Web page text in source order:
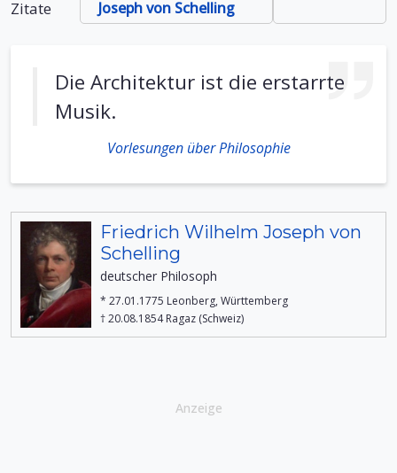
Zitate
Joseph von Schelling
Die Architektur ist die erstarrte
Musik.
Vorlesungen über Philosophie
Friedrich Wilhelm Joseph von
Schelling
deutscher Philosoph
* 27.01.1775 Leonberg, Württemberg
† 20.08.1854 Ragaz (Schweiz)
Anzeige